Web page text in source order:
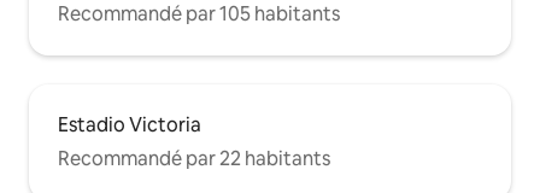
Recommandé par 105 habitants
Estadio Victoria
Recommandé par 22 habitants